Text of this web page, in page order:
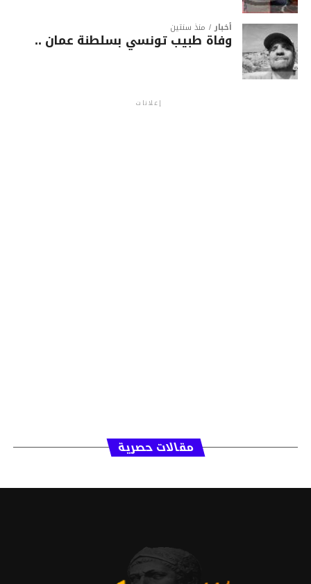
أخبار منذ سنتين
وفاة طبيب تونسي بسلطنة عمان ..
إعلانات
مقالات حصرية